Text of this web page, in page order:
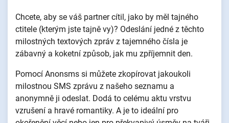
Chcete, aby se váš partner cítil, jako by měl tajného
ctitele (kterým jste tajně vy)? Odeslání jedné z těchto
milostných textových zpráv z tajemného čísla je
zábavný a koketní způsob, jak mu zpříjemnit den.
Pomocí Anonsms si můžete zkopírovat jakoukoli
milostnou SMS zprávu z našeho seznamu a
anonymně ji odeslat. Dodá to celému aktu vrstvu
vzrušení a hravé romantiky. A je to ideální pro